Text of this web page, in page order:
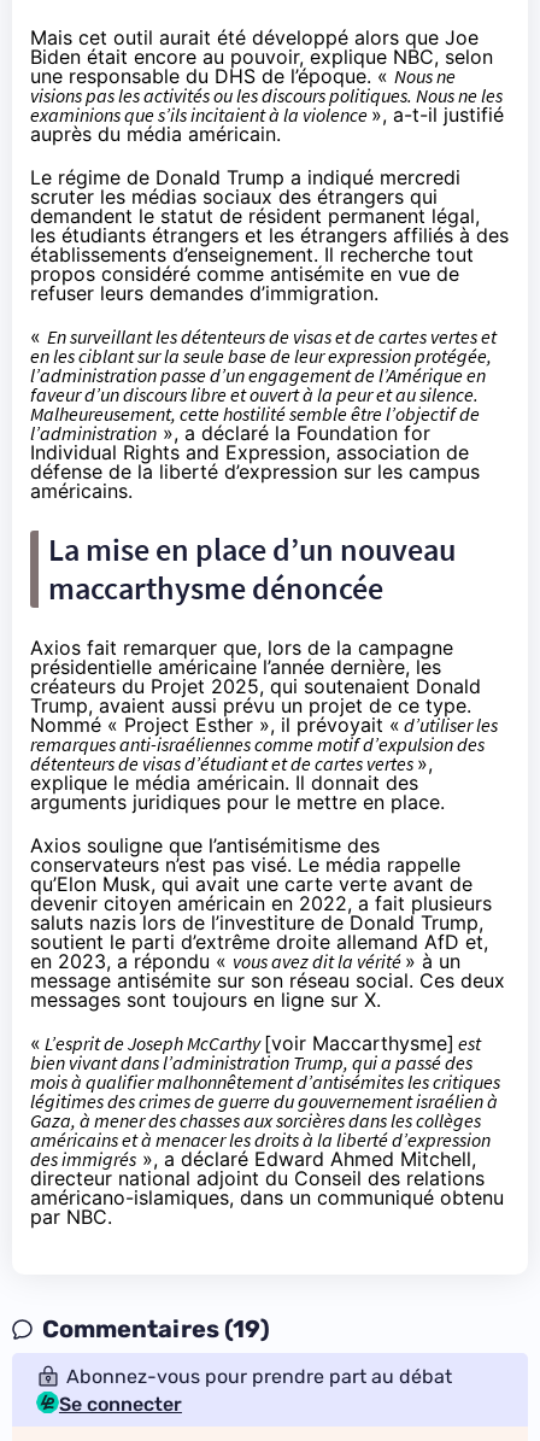
Mais cet outil aurait été développé alors que Joe
Biden était encore au pouvoir, explique NBC, selon
une responsable du DHS de l’époque. « Nous ne
visions pas les activités ou les discours politiques. Nous ne les
examinions que s’ils incitaient à la violence », a-t-il justifié
auprès du média américain.
Le régime de Donald Trump a indiqué mercredi
scruter les médias sociaux des étrangers qui
demandent le statut de résident permanent légal,
les étudiants étrangers et les étrangers affiliés à des
établissements d’enseignement. Il recherche tout
propos considéré comme antisémite en vue de
refuser leurs demandes d’immigration.
« En surveillant les détenteurs de visas et de cartes vertes et
en les ciblant sur la seule base de leur expression protégée,
l’administration passe d’un engagement de l’Amérique en
faveur d’un discours libre et ouvert à la peur et au silence.
Malheureusement, cette hostilité semble être l’objectif de
l’administration », a déclaré la Foundation for
Individual Rights and Expression, association de
défense de la liberté d’expression sur les campus
américains.
La mise en place d’un nouveau
maccarthysme dénoncée
Axios fait remarquer que, lors de la campagne
présidentielle américaine l’année dernière, les
créateurs du Projet 2025, qui soutenaient Donald
Trump, avaient aussi prévu un projet de ce type.
Nommé « Project Esther », il prévoyait « d’utiliser les
remarques anti-israéliennes comme motif d’expulsion des
détenteurs de visas d’étudiant et de cartes vertes »,
explique le média américain. Il donnait des
arguments juridiques pour le mettre en place.
Axios souligne que l’antisémitisme des
conservateurs n’est pas visé. Le média rappelle
qu’Elon Musk, qui avait une carte verte avant de
devenir citoyen américain en 2022, a fait plusieurs
saluts nazis lors de l’investiture de Donald Trump,
soutient le parti d’extrême droite allemand AfD et,
en 2023, arépondu « vous avez dit la vérité » à un
message antisémite sur son réseau social. Ces deux
messages sont toujours en ligne sur X.
« L’esprit de Joseph McCarthy[voir Maccarthysme] est
bien vivant dans l’administration Trump, qui a passé des
mois à qualifier malhonnêtement d’antisémites les critiques
légitimes des crimes de guerre du gouvernement israélien à
Gaza, à mener des chasses aux sorcières dans les collèges
américains et à menacer les droits à la liberté d’expression
des immigrés », a déclaré Edward Ahmed Mitchell,
directeur national adjoint du Conseil des relations
américano-islamiques, dans un communiqué obtenu
par NBC.
Commentaires (19)
Abonnez-vous pour prendre part au débat
Se connecter